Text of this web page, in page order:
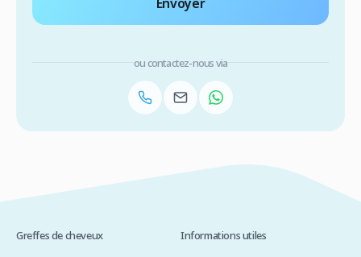
ou contactez-nous via
Greffes de cheveux Informations utiles